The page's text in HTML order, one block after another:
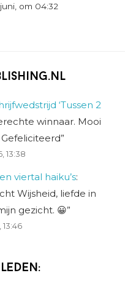
om 04:32
‘Tussen 2
winnaar. Mooi
”
13:38
viertal haiku’s:
Wijsheid, liefde in
gezicht. 😀”
13:46